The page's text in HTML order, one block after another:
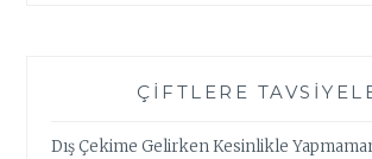
ÇIFTLERE
Dış Çekime Gelirken Kesinlikle